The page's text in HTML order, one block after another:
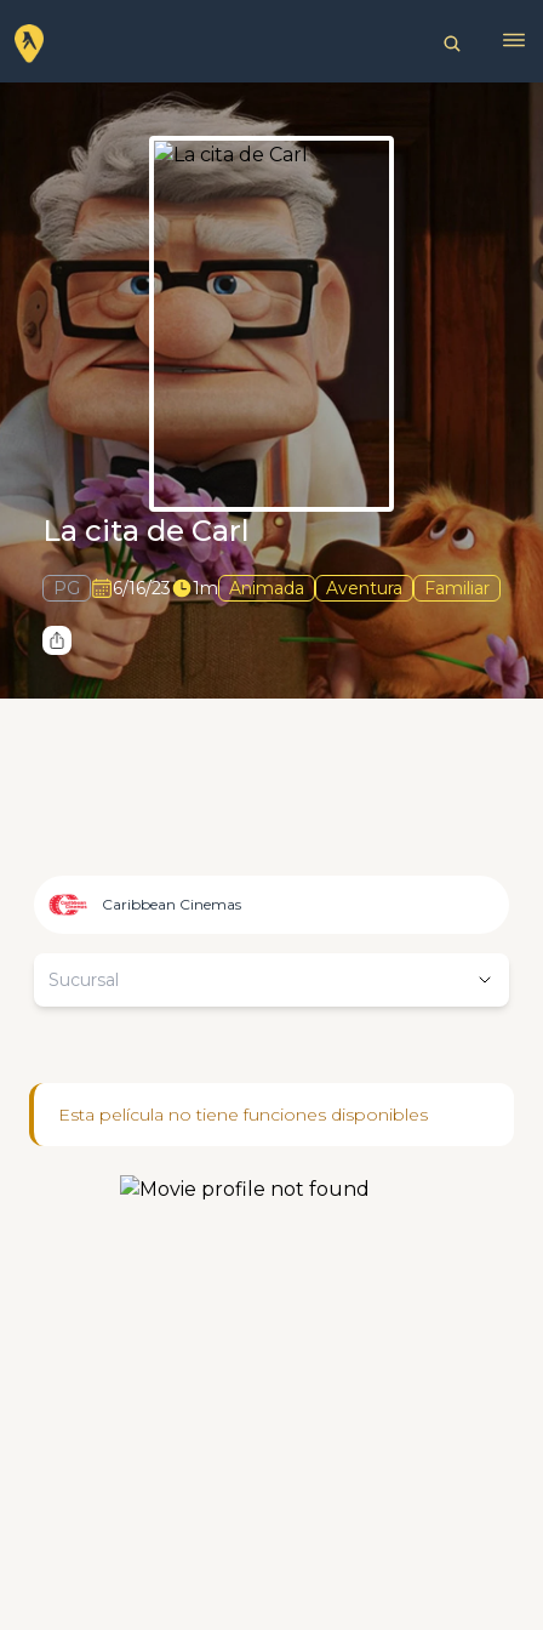
La cita de Carl
PG 6/16/23 1m Animada Aventura Familiar
Caribbean Cinemas
Sucursal
Esta película no tiene funciones disponibles